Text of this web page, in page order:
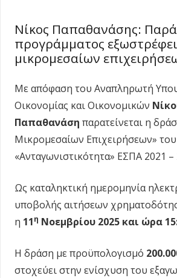
Νίκος Παπαθανάσης:
προγράμματος
μικρομεσαίων
Με απόφαση του Αναπληρωτή
Οικονομίας και Οικονομικών
Παπαθανάση παρατείνεται η
Μικρομεσαίων Επιχειρήσεων»
«Ανταγωνιστικότητα» ΕΣΠΑ 2021 –
Ως καταληκτική ημερομηνία
υποβολής αιτήσεων
η 11η Νοεμβρίου 2025 και ώρα
Η δράση με προϋπολογισμό
στοχεύει στην ενίσχυση του